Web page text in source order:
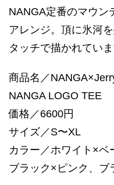
NANGA定番のマウン
アレンジ。頂に氷河
タッチで描かれていま
商品名／
NANGA LOGO TEE
価格／6600円
サイズ／S〜XL
カラー／ホワイト×ベ
ブラック×ピンク、ブ